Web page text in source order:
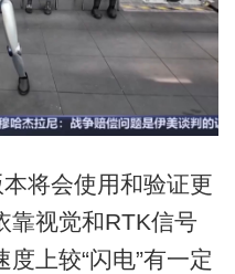
将会使用和验证更
靠视觉和RTK信号
上较“闪电”有一定